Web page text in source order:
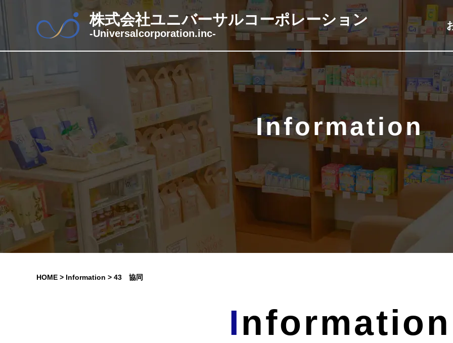
株式会社ユニバーサルコーポレーション
‐Universalcorporation.inc‐
Information
HOME > Information > 43 協同
Information